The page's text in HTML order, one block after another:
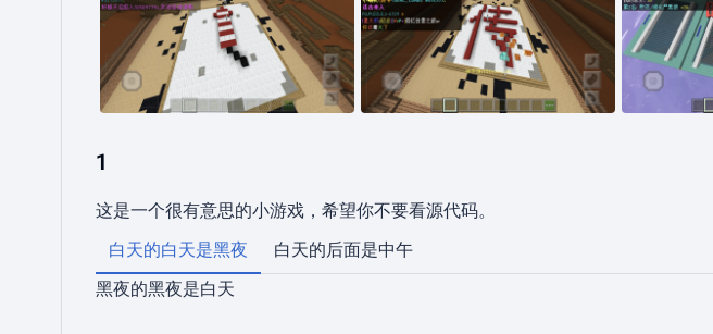
1
这是一个很有意思的小游戏，希望你不要看源代码。
白天的白天是黑夜
白天的后面是中午
黑夜的黑夜是白天